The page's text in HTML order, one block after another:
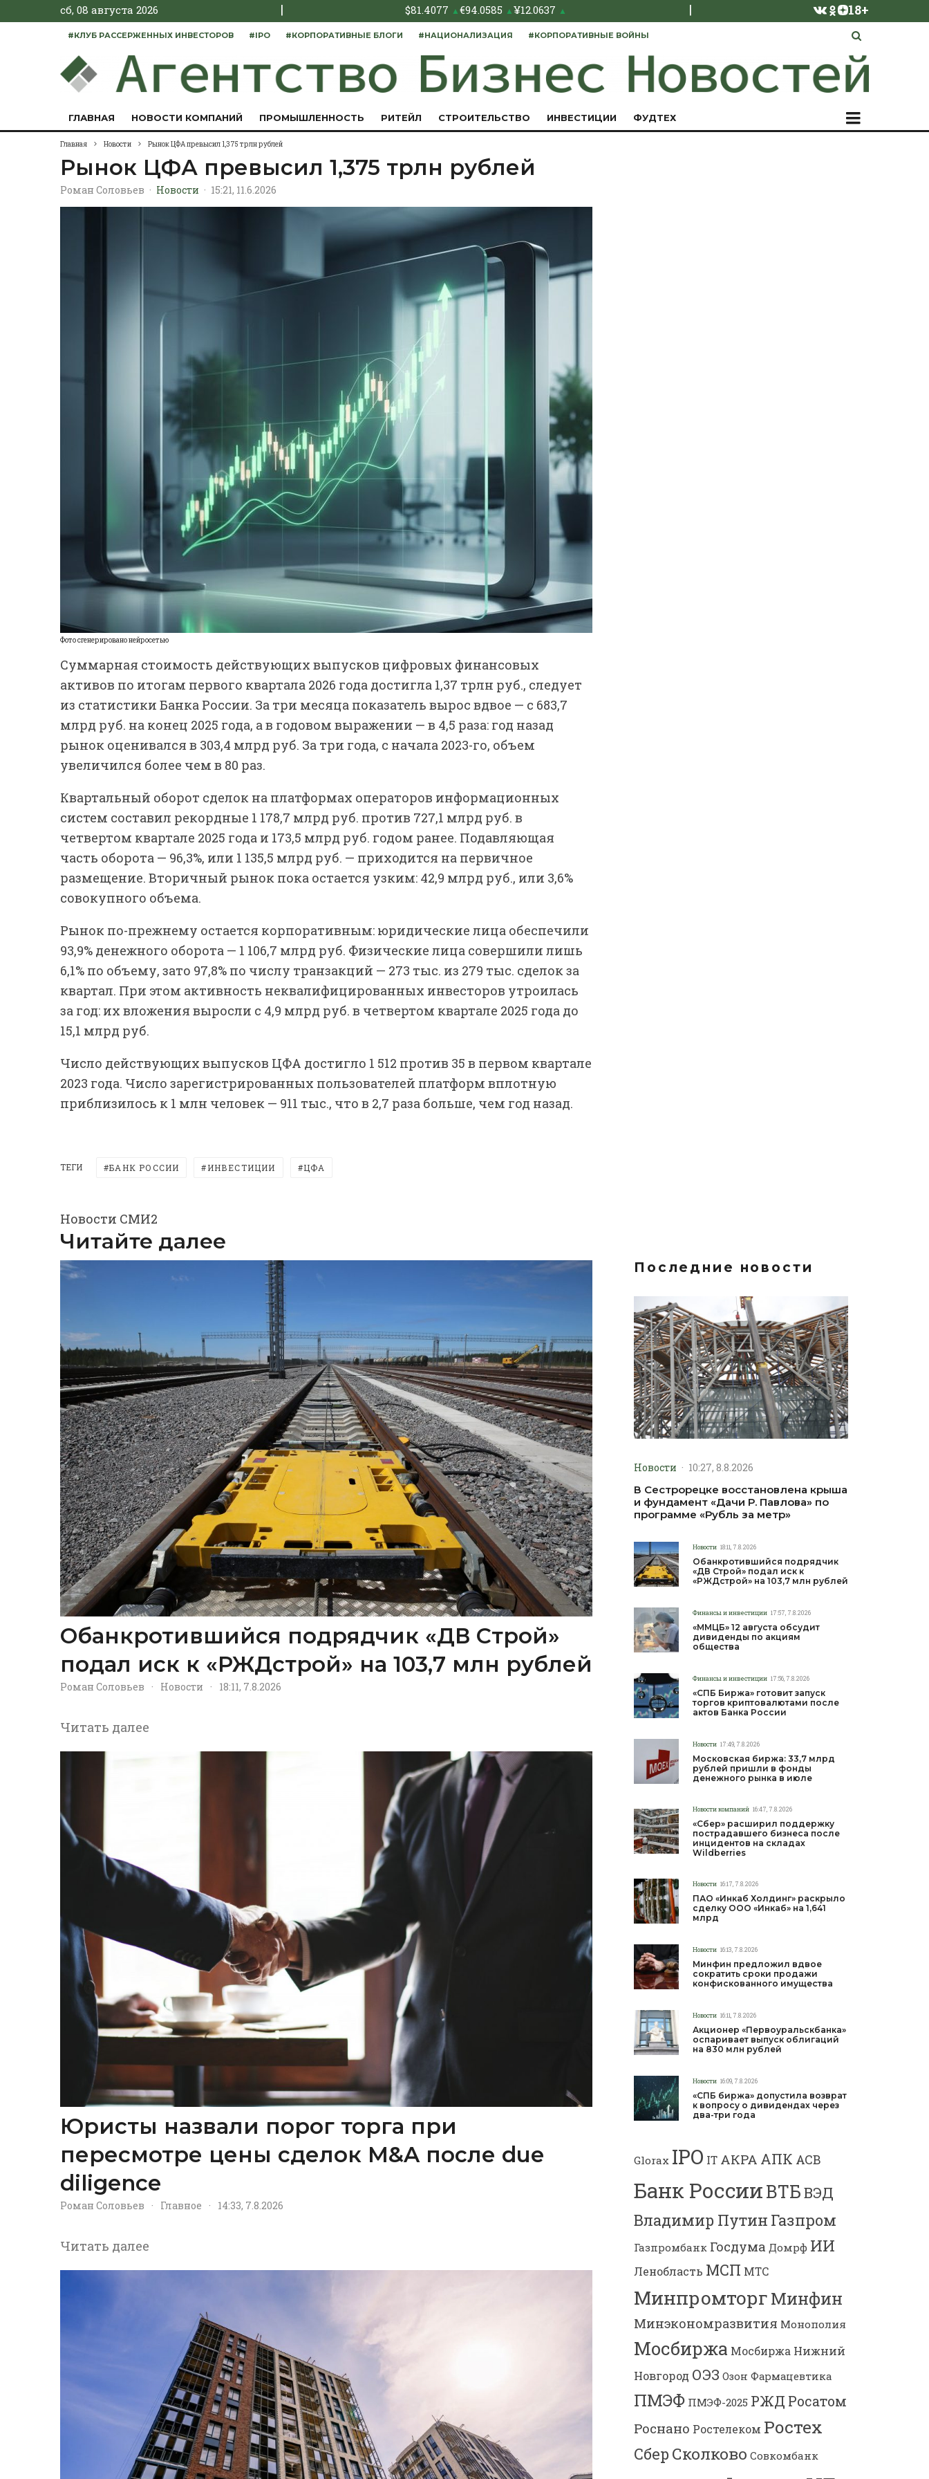
сб, 08 августа 2026 | $81.4077 ▲€94.0585 ▲¥12.0637 ▲ | 18+
#КЛУБ РАССЕРЖЕННЫХ ИНВЕСТОРОВ #IPO #КОРПОРАТИВНЫЕ БЛОГИ #НАЦИОНАЛИЗАЦИЯ #КОРПОРАТИВНЫЕ ВОЙНЫ
ГЛАВНАЯ НОВОСТИ КОМПАНИЙ ПРОМЫШЛЕННОСТЬ РИТЕЙЛ СТРОИТЕЛЬСТВО ИНВЕСТИЦИИ ФУДТЕХ
Главная Новости Рынок ЦФА превысил 1,375 трлн рублей
Рынок ЦФА превысил 1,375 трлн рублей
Роман Соловьев · Новости · 15:21, 11.6.2026
Фото сгенерировано нейросетью
Суммарная стоимость действующих выпусков цифровых финансовых
активов по итогам первого квартала 2026 года достигла 1,37 трлн руб., следует
из статистики Банка России. За три месяца показатель вырос вдвое — с 683,7
млрд руб. на конец 2025 года, а в годовом выражении — в 4,5 раза: год назад
рынок оценивался в 303,4 млрд руб. За три года, с начала 2023-го, объем
увеличился более чем в 80 раз.
Квартальный оборот сделок на платформах операторов информационных
систем составил рекордные 1 178,7 млрд руб. против 727,1 млрд руб. в
четвертом квартале 2025 года и 173,5 млрд руб. годом ранее. Подавляющая
часть оборота — 96,3%, или 1 135,5 млрд руб. — приходится на первичное
размещение. Вторичный рынок пока остается узким: 42,9 млрд руб., или 3,6%
совокупного объема.
Рынок по-прежнему остается корпоративным: юридические лица обеспечили
93,9% денежного оборота — 1 106,7 млрд руб. Физические лица совершили лишь
6,1% по объему, зато 97,8% по числу транзакций — 273 тыс. из 279 тыс. сделок за
квартал. При этом активность неквалифицированных инвесторов утроилась
за год: их вложения выросли с 4,9 млрд руб. в четвертом квартале 2025 года до
15,1 млрд руб.
Число действующих выпусков ЦФА достигло 1 512 против 35 в первом квартале
2023 года. Число зарегистрированных пользователей платформ вплотную
приблизилось к 1 млн человек — 911 тыс., что в 2,7 раза больше, чем год назад.
ТЕГИ БАНК РОССИИ ИНВЕСТИЦИИ ЦФА
Новости СМИ2
Читайте далее
Обанкротившийся подрядчик «ДВ Строй»
подал иск к «РЖДстрой» на 103,7 млн рублей
Роман Соловьев · Новости · 18:11, 7.8.2026
Читать далее
Юристы назвали порог торга при
пересмотре цены сделок M&A после due
diligence
Роман Соловьев · Главное · 14:33, 7.8.2026
Читать далее
Последние новости
Новости · 10:27, 8.8.2026
В Сестрорецке восстановлена крыша
и фундамент «Дачи Р. Павлова» по
программе «Рубль за метр»
Новости 18:11, 7.8.2026
Обанкротившийся подрядчик
«ДВ Строй» подал иск к
«РЖДстрой» на 103,7 млн рублей
Финансы и инвестиции 17:57, 7.8.2026
«ММЦБ» 12 августа обсудит
дивиденды по акциям
общества
Финансы и инвестиции 17:56, 7.8.2026
«СПБ Биржа» готовит запуск
торгов криптовалютами после
актов Банка России
Новости 17:49, 7.8.2026
Московская биржа: 33,7 млрд
рублей пришли в фонды
денежного рынка в июле
Новости компаний 16:47, 7.8.2026
«Сбер» расширил поддержку
пострадавшего бизнеса после
инцидентов на складах
Wildberries
Новости 16:17, 7.8.2026
ПАО «Инкаб Холдинг» раскрыло
сделку ООО «Инкаб» на 1,641
млрд
Новости 16:13, 7.8.2026
Минфин предложил вдвое
сократить сроки продажи
конфискованного имущества
Новости 16:11, 7.8.2026
Акционер «Первоуральскбанка»
оспаривает выпуск облигаций
на 830 млн рублей
Новости 16:09, 7.8.2026
«СПБ биржа» допустила возврат
к вопросу о дивидендах через
два-три года
Glorax IPO IT АКРА АПК АСВ
Банк РоссииВТБВЭД
Владимир Путин Газпром
Газпромбанк Госдума Домрф ИИ
Ленобласть МСП МТС
МинпромторгМинфин
Минэкономразвития Монополия
Мосбиржа Мосбиржа Нижний
Новгород ОЭЗ Озон Фармацевтика
ПМЭФ ПМЭФ-2025 РЖД Росатом
Роснано Ростелеком Ростех
Сбер Сколково Совкомбанк